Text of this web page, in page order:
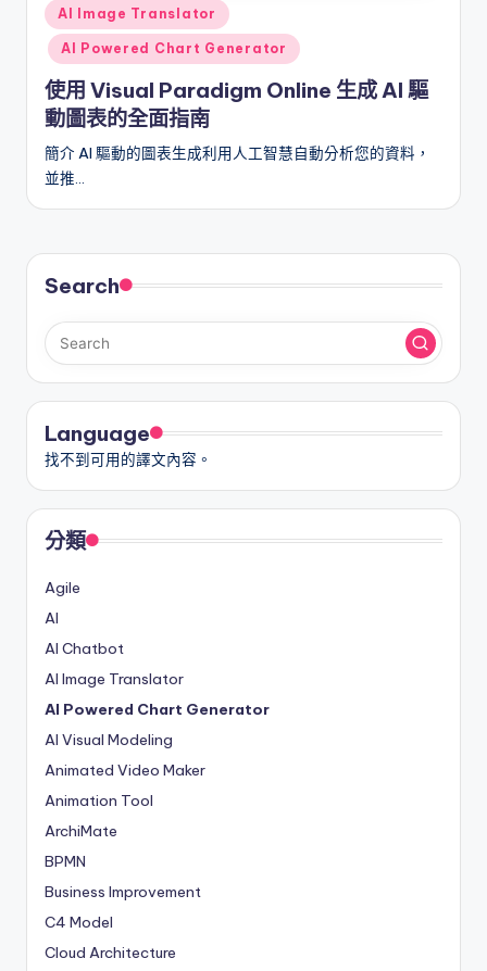
d
a
t
e
s
Posted
in
AI Image Translator
AI Powered Chart Generator
使用 Visual Paradigm Online 生成 AI 驅
動圖表的全面指南
簡介 AI 驅動的圖表生成利用人工智慧自動分析您的資料，
並推…
Search
Language
找不到可用的譯文內容。
分類
Agile
AI
AI Chatbot
AI Image Translator
AI Powered Chart Generator
AI Visual Modeling
Animated Video Maker
Animation Tool
ArchiMate
BPMN
Business Improvement
C4 Model
Cloud Architecture